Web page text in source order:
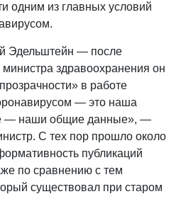
одним из главных условий
Эдельштейн — после
здравоохранения он
в работе
— это наша
— наши общие данные», —
С тех пор прошло около
публикаций
по сравнению с тем
существовал при старом